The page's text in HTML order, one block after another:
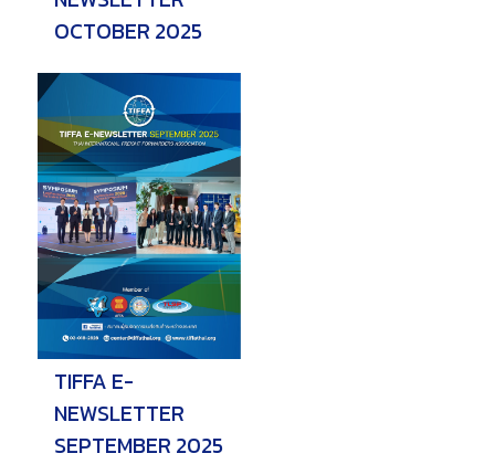
OCTOBER 2025
TIFFA E-
NEWSLETTER
SEPTEMBER 2025